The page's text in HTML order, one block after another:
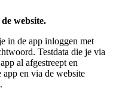
website.
in de app inloggen met
Testdata die je via
al afgestreept en
en via de website